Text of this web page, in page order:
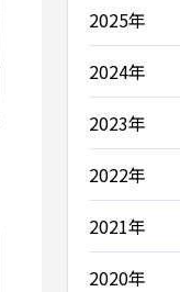
2025年
2024年
2023年
2022年
2021年
2020年